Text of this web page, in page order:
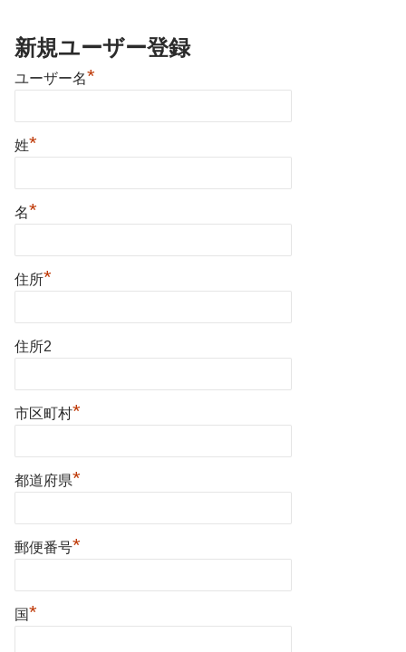
新規ユーザー登録
ユーザー名*
姓*
名*
住所*
住所2
市区町村*
都道府県*
郵便番号*
国*